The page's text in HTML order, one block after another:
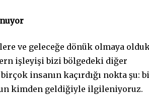
ve geleceğe dönük olmaya
işleyişi bizi bölgedeki diğer
insanın kaçırdığı nokta şu:
kimden geldiğiyle ilgileniyoruz.